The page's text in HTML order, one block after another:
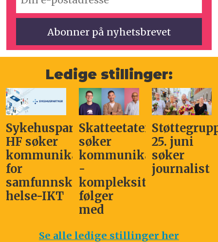
Ledige stillinger:
Sykehuspartner
HF søker
kommunikasjonssjef
for
samfunnskritisk
helse-IKT
Skatteetaten
søker
kommunikasjonsleder
-
kompleksitet
følger
med
25. juni
søker
journalist
Se alle ledige stillinger her